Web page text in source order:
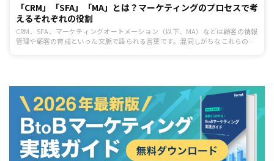
「CRM」「SFA」「MA」とは？マーケティングのプロセスで考
えるそれぞれの役割
CRM、SFA、マーケティングオートメーション（以下、MA）などは顧客の情報
管理や顧客の育成といった文脈で語られる言葉です。混同しがちなこれらの言